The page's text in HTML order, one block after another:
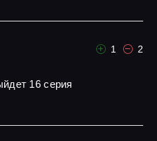
1 2
16 серия